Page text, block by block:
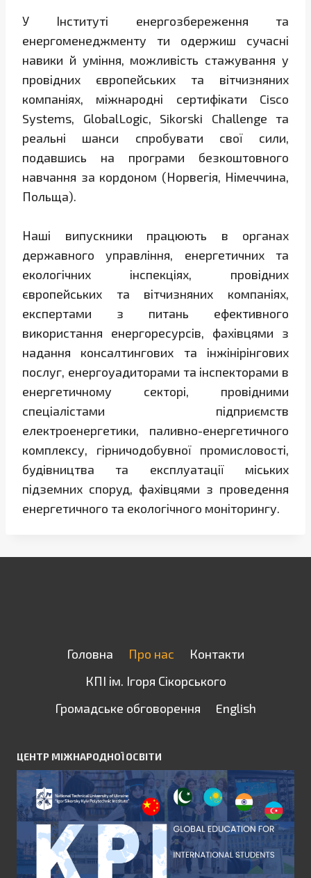
У Інституті енергозбереження та
енергоменеджменту ти одержиш сучасні
навики й уміння, можливість стажування у
провідних європейських та вітчизняних
компаніях, міжнародні сертифікати Cisco
Systems, GlobalLogic, Sikorski Challenge та
реальні шанси спробувати свої сили,
подавшись на програми безкоштовного
навчання за кордоном (Норвегія, Німеччина,
Польща).
Наші випускники працюють в органах
державного управління, енергетичних та
екологічних інспекціях, провідних
європейських та вітчизняних компаніях,
експертами з питань ефективного
використання енергоресурсів, фахівцями з
надання консалтингових та інжінірінгових
послуг, енергоуадиторами та інспекторами в
енергетичному секторі, провідними
спеціалістами підприємств
електроенергетики, паливно-енергетичного
комплексу, гірничодобувної промисловості,
будівництва та експлуатації міських
підземних споруд, фахівцями з проведення
енергетичного та екологічного моніторингу.
Головна Про нас
Контакти
КПІ ім. Ігоря Сікорського
Громадське обговорення
English
ЦЕНТР МІЖНАРОДНОЇ ОСВІТИ